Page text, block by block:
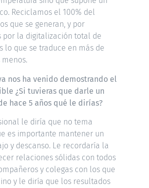
Reciclamos el 100% del
que se generan, y por
por la digitalización total de
lo que se traduce en más de
nos ha venido demostrando el
¿Si tuvieras que darle un
hace 5 años qué le dirías?
le diría que no tema
es importante mantener un
y descanso. Le recordaría la
relaciones sólidas con todos
y colegas con los que
y le diría que los resultados